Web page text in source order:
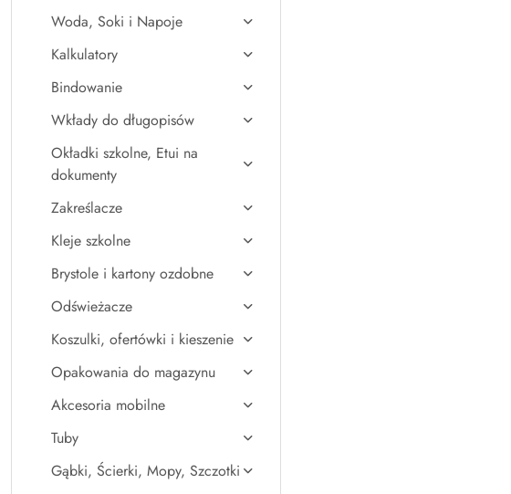
Woda, Soki i Napoje
Kalkulatory
Bindowanie
Wkłady do długopisów
Okładki szkolne, Etui na
dokumenty
Zakreślacze
Kleje szkolne
Brystole i kartony ozdobne
Odświeżacze
Koszulki, ofertówki i kieszenie
Opakowania do magazynu
Akcesoria mobilne
Tuby
Gąbki, Ścierki, Mopy, Szczotki